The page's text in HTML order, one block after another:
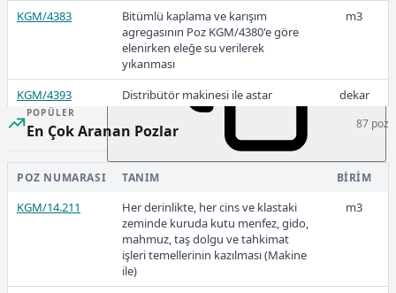
2025-Ocak
74,69
57,05
KGM/4383
Bitümlü kaplama ve karışım
agregasının Poz KGM/4380'e göre
elenirken eleğe su verilerek
yıkanması
m3
KGM/4393
Distribütör makinesi ile astar
bitümlü malzemesinin
püskürtülmesi (Boru İle)
dekar
Distribütör makinesi ile astar
bitümlü malzemesinin
İdarenin izni olmadan kullanılmaz.
dekar
Distribütör makinesi ile yapıştırıcı
bitümlü malzemesinin
püskürtülmesi (Boru ile)
POPÜLER
En Çok Aranan Pozlar 87 poz
POZ NUMARASI TANIM BIRIM
KGM/14.211
Her derinlikte, her cins ve klastaki
zeminde kuruda kutu menfez, gido,
mahmuz, taş dolgu ve tahkimat
işleri temellerinin kazılması (Makine
ile)
m3